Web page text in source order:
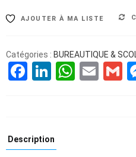
AJOUTER À MA LISTE
Catégories : BUREAUTIQUE &
Facebook
LinkedIn
Description